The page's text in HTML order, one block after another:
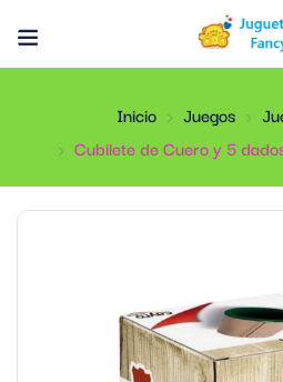
Inicio Juegos
Cubilete de Cuero y 5